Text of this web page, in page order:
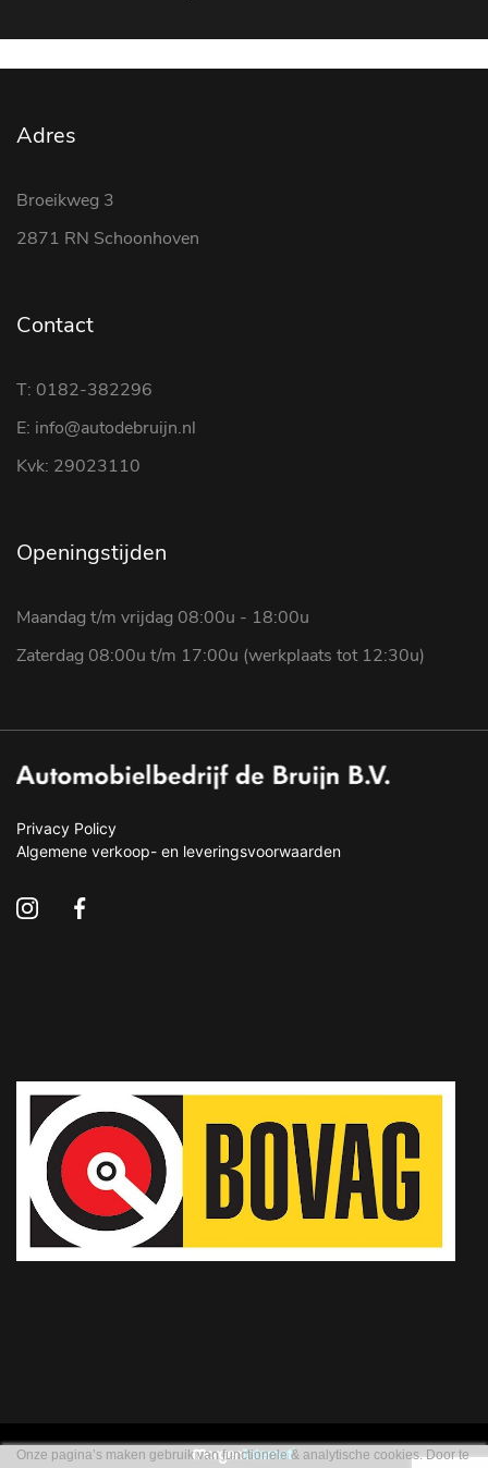
Adres
Broeikweg 3
2871 RN Schoonhoven
Contact
T: 0182-382296
E: info@autodebruijn.nl
Kvk: 29023110
Openingstijden
Maandag t/m vrijdag 08:00u - 18:00u
Zaterdag 08:00u t/m 17:00u (werkplaats tot 12:30u)
Privacy Policy
Algemene verkoop- en leveringsvoorwaarden
Onze pagina’s maken gebruik van functionele & analytische cookies. Door te